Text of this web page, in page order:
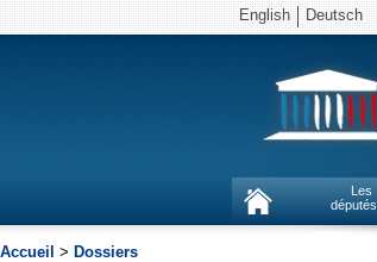
English Deutsch
Les
députés
Accueil > Dossiers